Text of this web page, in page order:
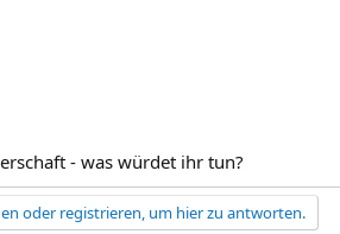
- was würdet ihr tun?
oder registrieren, um hier zu antworten.